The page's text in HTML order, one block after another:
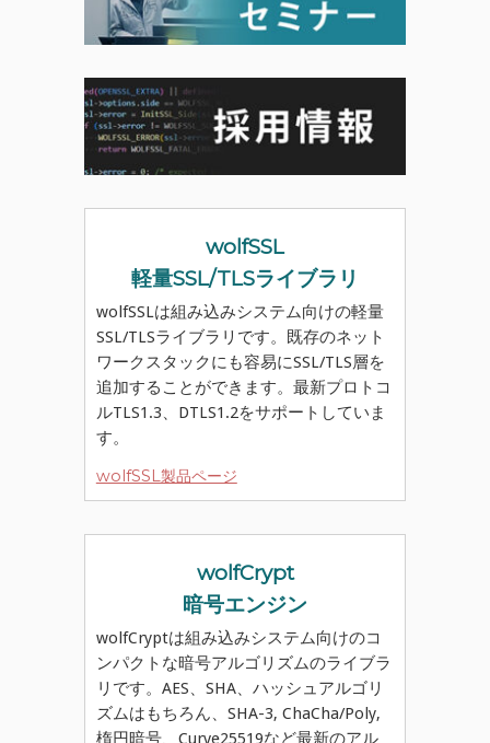
wolfSSL
軽量SSL/TLSライブラリ
wolfSSLは組み込みシステム向けの軽量
SSL/TLSライブラリです。既存のネット
ワークスタックにも容易にSSL/TLS層を
追加することができます。最新プロトコ
ルTLS1.3、DTLS1.2をサポートしていま
す。
wolfSSL製品ページ
wolfCrypt
暗号エンジン
wolfCryptは組み込みシステム向けのコ
ンパクトな暗号アルゴリズムのライブラ
リです。AES、SHA、ハッシュアルゴリ
ズムはもちろん、SHA-3, ChaCha/Poly,
楕円暗号、Curve25519など最新のアル